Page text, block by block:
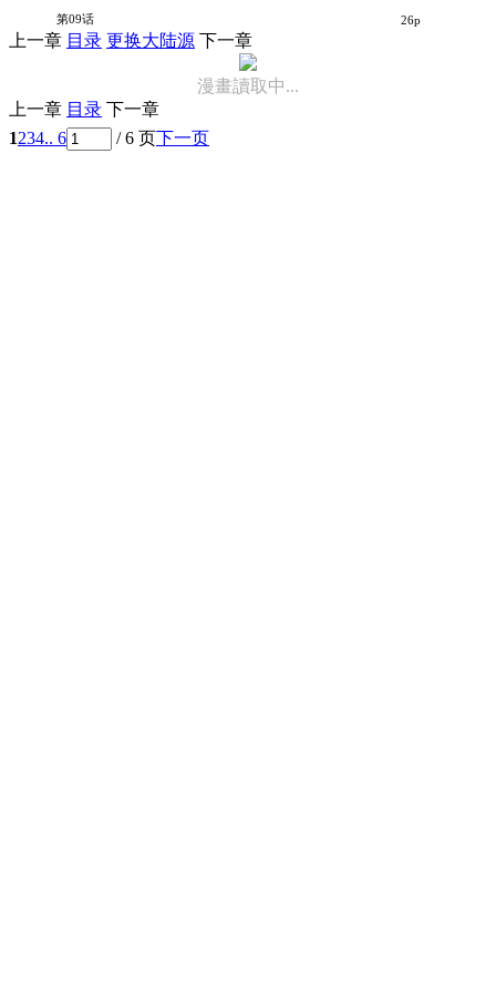
第09话 26p
上一章 目录 更换大陆源 下一章
漫畫讀取中...
上一章 目录 下一章
1234.. 6 / 6 页下一页